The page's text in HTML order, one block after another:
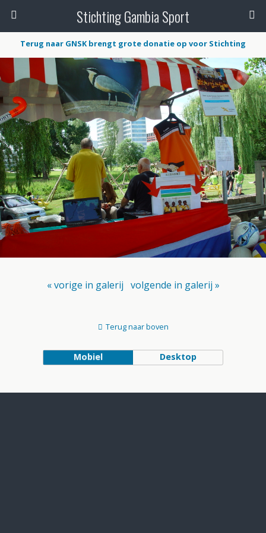
Stichting Gambia Sport
Terug naar GNSK brengt grote donatie op voor Stichting
« vorige in galerij volgende in galerij »
Terug naar boven
Mobiel Desktop